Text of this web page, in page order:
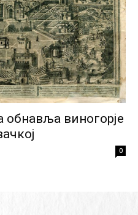
обнавља виногорје
0